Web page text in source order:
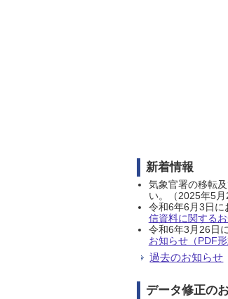
新着情報
気象官署の移転
い。（2025年5月
令和6年6月3日に
信資料に関する
令和6年3月26日
お知らせ（PDF形
過去のお知らせ
データ修正の